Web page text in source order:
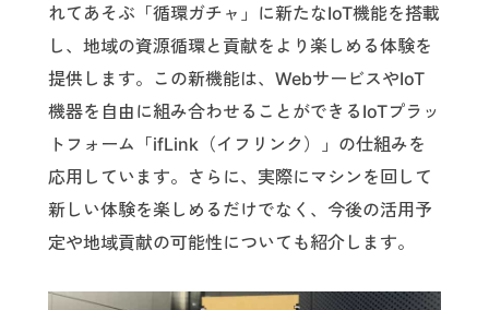
れてあそぶ「循環ガチャ」に新たなIoT機能を搭載
し、地域の資源循環と貢献をより楽しめる体験を
提供します。この新機能は、WebサービスやIoT
機器を自由に組み合わせることができるIoTプラッ
トフォーム「ifLink（イフリンク）」の仕組みを
応用しています。さらに、実際にマシンを回して
新しい体験を楽しめるだけでなく、今後の活用予
定や地域貢献の可能性についても紹介します。